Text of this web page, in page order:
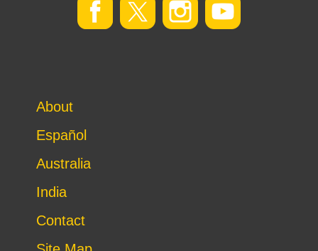
About
Español
Australia
India
Contact